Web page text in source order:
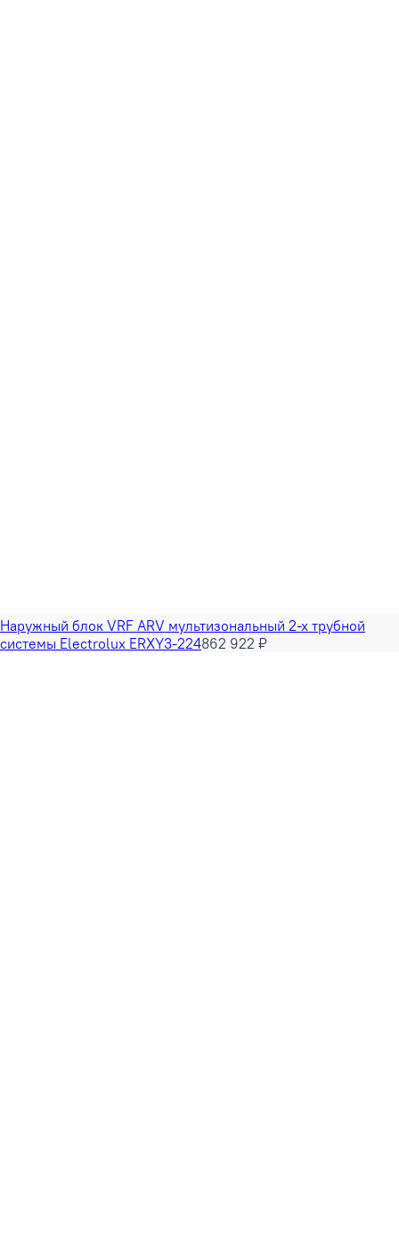
Наружный блок VRF ARV мультизональный 2-х трубной
системы Electrolux ERXY3-224862 922 ₽